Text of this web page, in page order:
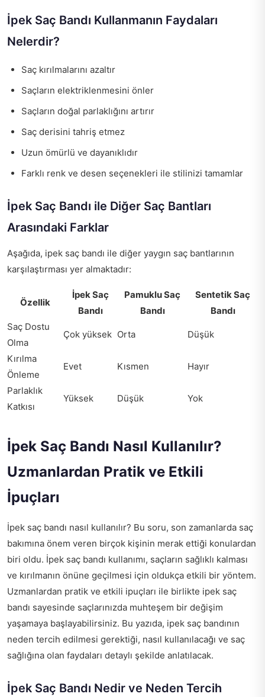
İpek Saç Bandı Kullanmanın Faydaları
Nelerdir?
Saç kırılmalarını azaltır
Saçların elektriklenmesini önler
Saçların doğal parlaklığını artırır
Saç derisini tahriş etmez
Uzun ömürlü ve dayanıklıdır
Farklı renk ve desen seçenekleri ile stilinizi tamamlar
İpek Saç Bandı ile Diğer Saç Bantları
Arasındaki Farklar
Aşağıda, ipek saç bandı ile diğer yaygın saç bantlarının
karşılaştırması yer almaktadır:
Özellik
İpek Saç
Bandı
Pamuklu Saç
Bandı
Sentetik Saç
Bandı
Saç Dostu
Olma
Çok yüksek Orta Düşük
Kırılma
Önleme
Evet Kısmen Hayır
Parlaklık
Katkısı
Yüksek Düşük Yok
İpek Saç Bandı Nasıl Kullanılır?
Uzmanlardan Pratik ve Etkili
İpuçları
İpek saç bandı nasıl kullanılır? Bu soru, son zamanlarda saç
bakımına önem veren birçok kişinin merak ettiği konulardan
biri oldu. İpek saç bandı kullanımı, saçların sağlıklı kalması
ve kırılmanın önüne geçilmesi için oldukça etkili bir yöntem.
Uzmanlardan pratik ve etkili ipuçları ile birlikte ipek saç
bandı sayesinde saçlarınızda muhteşem bir değişim
yaşamaya başlayabilirsiniz. Bu yazıda, ipek saç bandının
neden tercih edilmesi gerektiği, nasıl kullanılacağı ve saç
sağlığına olan faydaları detaylı şekilde anlatılacak.
İpek Saç Bandı Nedir ve Neden Tercih